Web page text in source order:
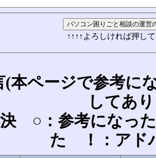
↑↑↑↑よろしければ押し
(本ページで参考に
してあ
○：参考になっ
た ！：アド